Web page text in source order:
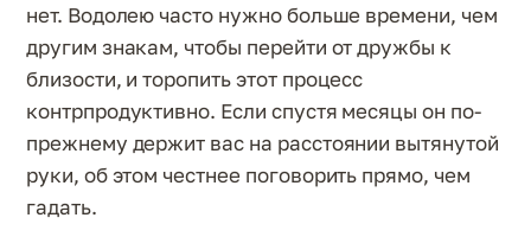
нет. Водолею часто нужно больше времени, чем
другим знакам, чтобы перейти от дружбы к
близости, и торопить этот процесс
контрпродуктивно. Если спустя месяцы он по-
прежнему держит вас на расстоянии вытянутой
руки, об этом честнее поговорить прямо, чем
гадать.